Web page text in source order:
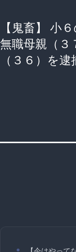
【鬼畜】 小
無職母親（３
（３６）を逮